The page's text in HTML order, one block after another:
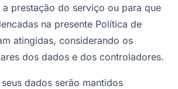
a prestação do serviço ou para que
na presente Política de
atingidas, considerando os
dos dados e dos controladores.
dados serão mantidos